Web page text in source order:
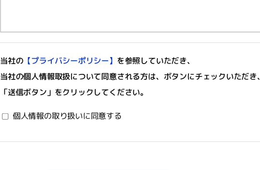
当社の 【プライバシーポリシー】 を参照していただき、
当社の個人情報取扱について同意される方は、ボタンにチェックいただき、
「送信ボタン」をクリックしてください。
個人情報の取り扱いに同意する